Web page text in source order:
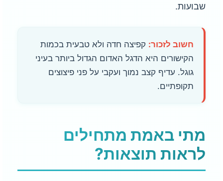
שבועות.
חשוב לזכור: קפיצה חדה ולא טבעית בכמות
הקישורים היא הדגל האדום הגדול ביותר בעיני
גוגל. עדיף קצב נמוך ועקבי על פני פיצוצים
תקופתיים.
מתי באמת מתחילים
לראות תוצאות?